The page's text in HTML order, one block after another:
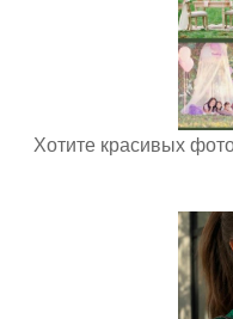
Хотите красивых